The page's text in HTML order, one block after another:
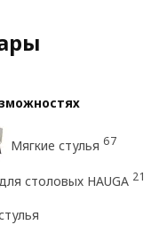
Мягкие стулья 67
столовых HAUGA 21